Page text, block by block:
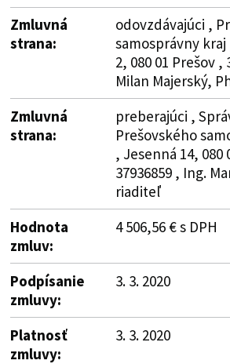
Zmluvná
strana:
odovzdávajúci ,
samosprávny
2, 080 01 Prešov ,
Milan Majerský,
Zmluvná
strana:
preberajúci ,
Prešovského
, Jesenná 14, 080
37936859 , Ing.
riaditeľ
Hodnota
zmluv:
4 506,56 € s DPH
Podpísanie
zmluvy:
3. 3. 2020
Platnosť
zmluvy:
3. 3. 2020